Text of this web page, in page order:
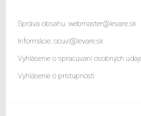
Správa obsahu: webmaster@levare.sk
Informácie: ocuvl@levare.sk
Vyhlásenie o spracúvaní osobných
Vyhlásenie o prístupnosti